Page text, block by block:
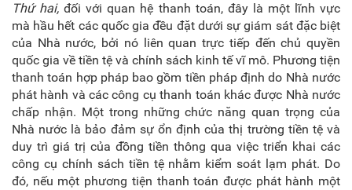
Thứ hai, đối với quan hệ thanh toán, đây là một lĩnh vực
mà hầu hết các quốc gia đều đặt dưới sự giám sát đặc biệt
của Nhà nước, bởi nó liên quan trực tiếp đến chủ quyền
quốc gia về tiền tệ và chính sách kinh tế vĩ mô. Phương tiện
thanh toán hợp pháp bao gồm tiền pháp định do Nhà nước
phát hành và các công cụ thanh toán khác được Nhà nước
chấp nhận. Một trong những chức năng quan trọng của
Nhà nước là bảo đảm sự ổn định của thị trường tiền tệ và
duy trì giá trị của đồng tiền thông qua việc triển khai các
công cụ chính sách tiền tệ nhằm kiểm soát lạm phát. Do
đó, nếu một phương tiện thanh toán được phát hành một